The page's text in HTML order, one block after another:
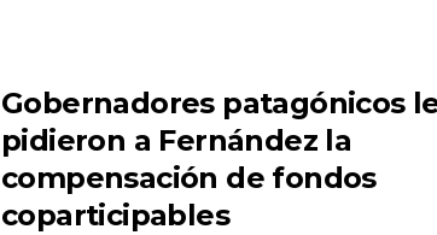
Gobernadores patagónicos
pidieron a Fernández la
compensación de fondos
coparticipables